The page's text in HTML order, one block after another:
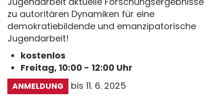
zu autoritären Dynamiken für eine
demokratiebildende und emanzipatorische
Jugendarbeit!
kostenlos
Freitag, 10:00 - 12:00 Uhr
ANMELDUNG
bis 11. 6. 2025